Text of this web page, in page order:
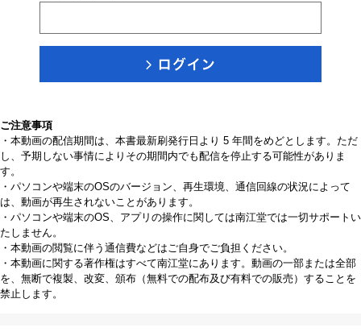
ご注意事項
・本動画の配信期間は、本書最新刷発行日より 5 年間をめどとします。ただ
し、予期しない事情によりその期間内でも配信を停止する可能性がありま
す。
・パソコンや端末のOSのバージョン、再生環境、通信回線の状況によって
は、動画が再生されないことがあります。
・パソコンや端末のOS、アプリの操作に関しては南江堂では一切サポートい
たしません。
・本動画の閲覧に伴う通信費などはご自身でご負担ください。
・本動画に関する著作権はすべて南江堂にあります。動画の一部または全部
を、無断で複製、改変、頒布（無料での配布及び有料での販売）することを
禁止します。